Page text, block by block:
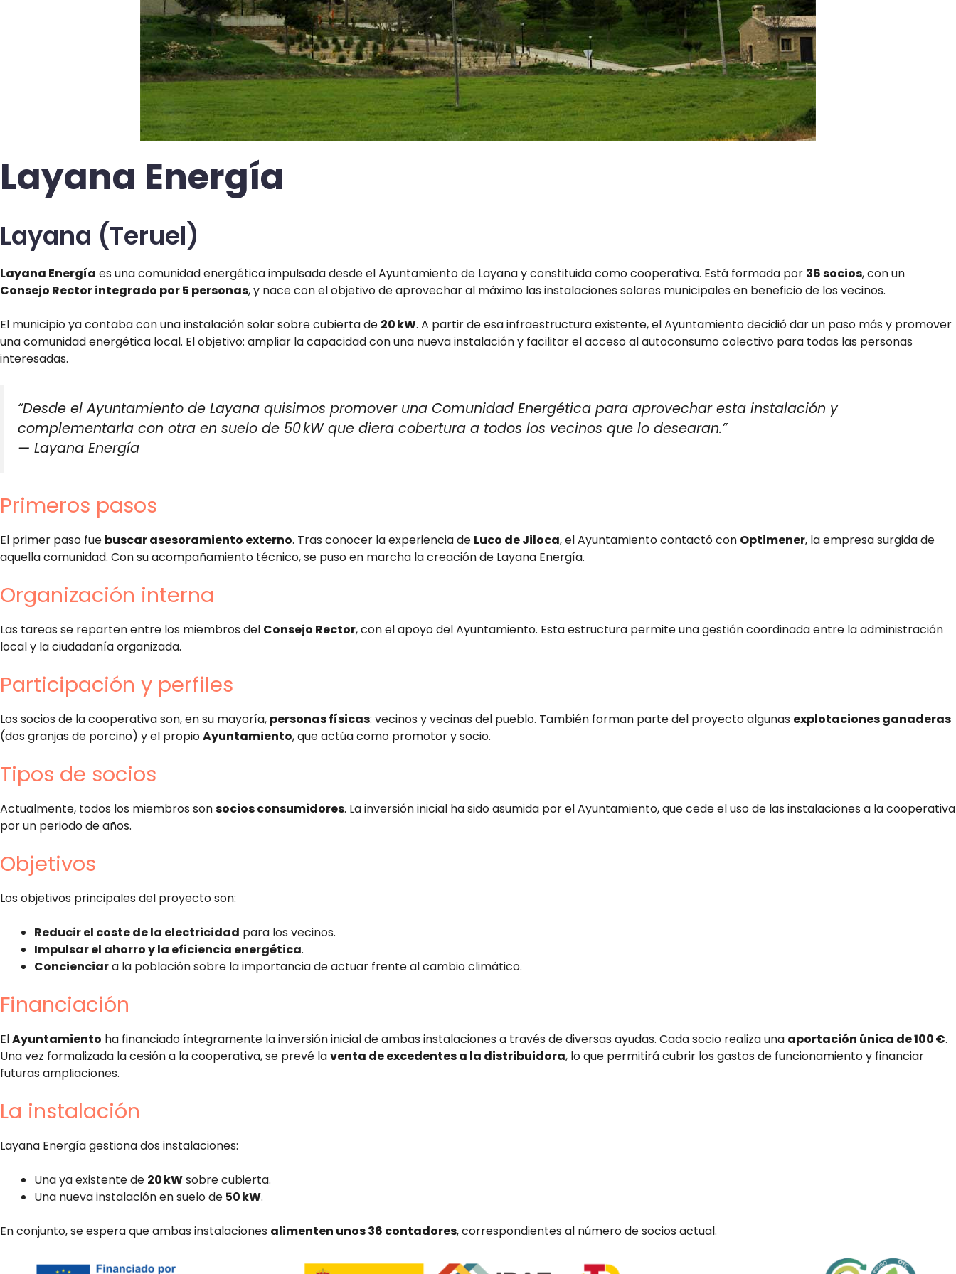
Layana Energía
Layana (Teruel)
Layana Energía es una comunidad energética impulsada desde el Ayuntamiento de Layana y constituida como cooperativa. Está formada por 36 socios, con un
Consejo Rector integrado por 5 personas, y nace con el objetivo de aprovechar al máximo las instalaciones solares municipales en beneficio de los vecinos.
El municipio ya contaba con una instalación solar sobre cubierta de 20 kW. A partir de esa infraestructura existente, el Ayuntamiento decidió dar un paso más y promover
una comunidad energética local. El objetivo: ampliar la capacidad con una nueva instalación y facilitar el acceso al autoconsumo colectivo para todas las personas
interesadas.
“Desde el Ayuntamiento de Layana quisimos promover una Comunidad Energética para aprovechar esta instalación y
complementarla con otra en suelo de 50 kW que diera cobertura a todos los vecinos que lo desearan.”
— Layana Energía
Primeros pasos
El primer paso fue buscar asesoramiento externo. Tras conocer la experiencia de Luco de Jiloca, el Ayuntamiento contactó con Optimener, la empresa surgida de
aquella comunidad. Con su acompañamiento técnico, se puso en marcha la creación de Layana Energía.
Organización interna
Las tareas se reparten entre los miembros del Consejo Rector, con el apoyo del Ayuntamiento. Esta estructura permite una gestión coordinada entre la administración
local y la ciudadanía organizada.
Participación y perfiles
Los socios de la cooperativa son, en su mayoría, personas físicas: vecinos y vecinas del pueblo. También forman parte del proyecto algunas explotaciones ganaderas
(dos granjas de porcino) y el propioAyuntamiento, que actúa como promotor y socio.
Tipos de socios
Actualmente, todos los miembros sonsocios consumidores. La inversión inicial ha sido asumida por el Ayuntamiento, que cede el uso de las instalaciones a la cooperativa
por un periodo de años.
Objetivos
Los objetivos principales del proyecto son:
Reducir el coste de la electricidad para los vecinos.
Impulsar el ahorro y la eficiencia energética.
Concienciara la población sobre la importancia de actuar frente al cambio climático.
Financiación
ElAyuntamiento ha financiado íntegramente la inversión inicial de ambas instalaciones a través de diversas ayudas. Cada socio realiza una aportación única de 100 €.
Una vez formalizada la cesión a la cooperativa, se prevé laventa de excedentes a la distribuidora, lo que permitirá cubrir los gastos de funcionamiento y financiar
futuras ampliaciones.
La instalación
Layana Energía gestiona dos instalaciones:
Una ya existente de 20 kWsobre cubierta.
Una nueva instalación en suelo de 50 kW.
En conjunto, se espera que ambas instalaciones alimenten unos 36 contadores, correspondientes al número de socios actual.